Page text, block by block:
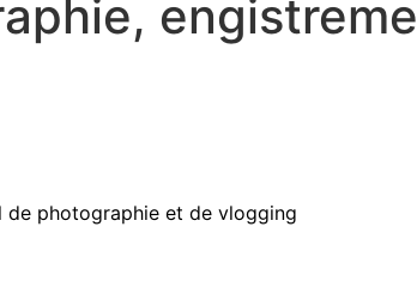
engistreme
de photographie et de vlogging